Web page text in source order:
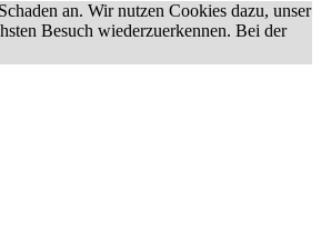
an. Wir nutzen Cookies dazu, unser
Besuch wiederzuerkennen. Bei der